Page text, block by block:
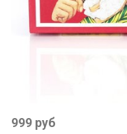
999 руб